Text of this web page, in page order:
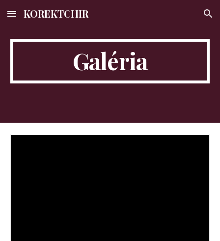
Skip to main content Skip to navigation
KOREKTCHIR
Galéria